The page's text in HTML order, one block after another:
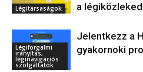
Légitársaságok
a
Légiforgalmi
irányítás,
léginavigációs
szolgáltatók
Jelentkezz a
gyakornoki